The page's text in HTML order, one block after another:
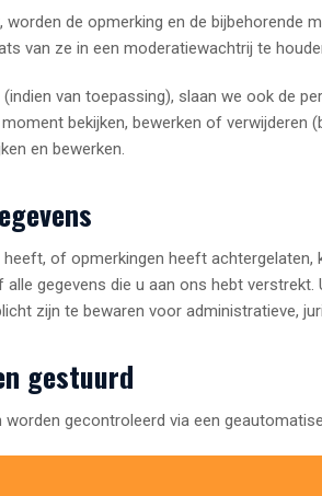
de opmerking en de bijbehorende
van ze in een moderatiewachtrij te
van toepassing), slaan we ook de
bekijken, bewerken of verwijderen
en bewerken.
of opmerkingen heeft
gegevens die u aan ons hebt
zijn te bewaren voor administratieve,
gestuurd
worden gecontroleerd via een